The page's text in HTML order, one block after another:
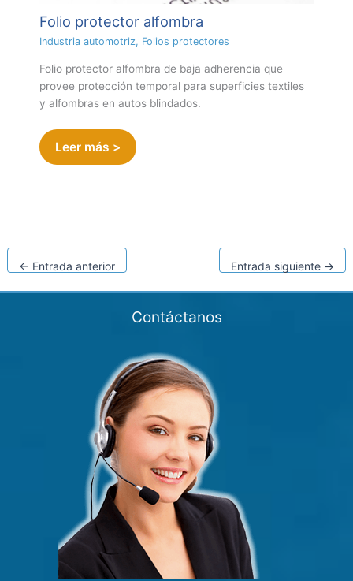
Folio protector alfombra
Industria automotriz, Folios protectores
Folio protector alfombra de baja adherencia que
provee protección temporal para superficies textiles
y alfombras en autos blindados.
Leer más >
← Entrada anterior Entrada siguiente →
Contáctanos